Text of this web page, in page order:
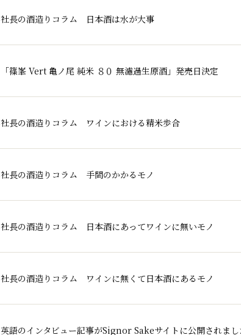
社長の酒造りコラム 日本酒は水が大事
「篠峯 Vert 亀ノ尾 純米 ８０ 無濾過生原酒」発売日決定
社長の酒造りコラム ワインにおける精米歩合
社長の酒造りコラム 手間のかかるモノ
社長の酒造りコラム 日本酒にあってワインに無いモノ
社長の酒造りコラム ワインに無くて日本酒にあるモノ
英語のインタビュー記事がSignor Sakeサイトに公開されま